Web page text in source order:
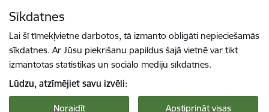
Sīkdatnes
Lai šī tīmekļvietne darbotos, tā izmanto obligāti nepieciešamās
sīkdatnes. Ar Jūsu piekrišanu papildus šajā vietnē var tikt
izmantotas statistikas un sociālo mediju sīkdatnes.
Lūdzu, atzīmējiet savu izvēli:
Noraidīt Apstiprināt visas